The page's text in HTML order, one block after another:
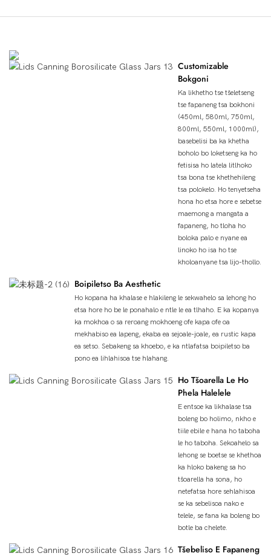
Customizable
Bokgoni
Ka likhetho tse tšeletseng
tse fapaneng tsa bokhoni
(450ml, 580ml, 750ml,
800ml, 550ml, 1000ml),
basebelisi ba ka khetha
boholo bo loketseng ka ho
fetisisa ho latela litlhoko
tsa bona tse khethehileng
tsa polokelo. Ho tenyetseha
hona ho etsa hore e sebetse
maemong a mangata a
fapaneng, ho tloha ho
boloka palo e nyane ea
linoko ho isa ho tse
kholoanyane tsa lijo-thollo.
Boipiletso Ba Aesthetic
Ho kopana ha khalase e hlakileng le sekwahelo sa lehong ho
etsa hore ho be le ponahalo e ntle le ea tlhaho. E ka kopanya
ka mokhoa o sa reroang mokhoeng ofe kapa ofe oa
mekhabiso ea lapeng, ekaba ea sejoale-joale, ea rustic kapa
ea setso. Sebakeng sa khoebo, e ka ntlafatsa boipiletso ba
pono ea lihlahisoa tse hlahang.
Ho Tšoarella Le Ho
Phela Halelele
E entsoe ka likhalase tsa
boleng bo holimo, nkho e
tiile ebile e hana ho taboha
le ho taboha. Sekoahelo sa
lehong se boetse se khethoa
ka hloko bakeng sa ho
tšoarella ha sona, ho
netefatsa hore sehlahisoa
se ka sebelisoa nako e
telele, se fana ka boleng bo
botle ba chelete.
Tšebeliso E Fapaneng